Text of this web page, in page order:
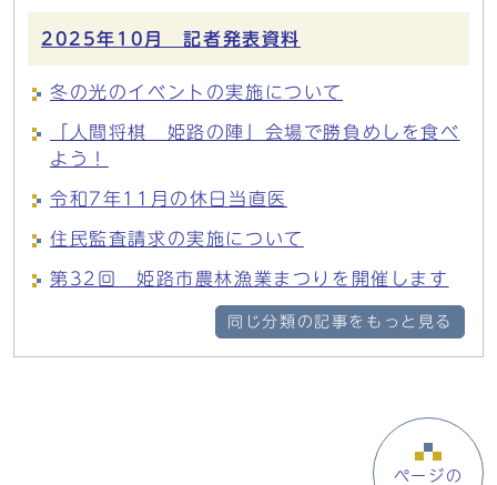
2025年10月 記者発表資料
冬の光のイベントの実施について
「人間将棋 姫路の陣」会場で勝負めしを食べ
よう！
令和7年11月の休日当直医
住民監査請求の実施について
第32回 姫路市農林漁業まつりを開催します
同じ分類の記事をもっと見る
ページの